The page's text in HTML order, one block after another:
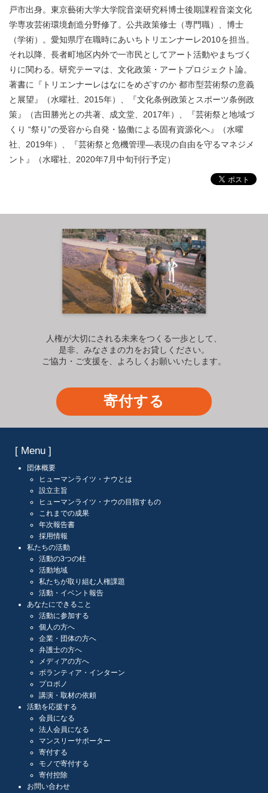
戸市出身。東京藝術大学大学院音楽研究科博士後期課程音楽文化
学専攻芸術環境創造分野修了。公共政策修士（専門職）、博士
（学術）。愛知県庁在職時にあいちトリエンナーレ2010を担当。
それ以降、長者町地区内外で一市民としてアート活動やまちづく
りに関わる。研究テーマは、文化政策・アートプロジェクト論。
著書に『トリエンナーレはなにをめざすのか 都市型芸術祭の意義
と展望』（水曜社、2015年）、『文化条例政策とスポーツ条例政
策』（吉田勝光との共著、成文堂、2017年）、『芸術祭と地域づ
くり “祭り”の受容から自発・協働による固有資源化へ』（水曜
社、2019年）、『芸術祭と危機管理―表現の自由を守るマネジメ
ント』（水曜社、2020年7月中旬刊行予定）
人権が大切にされる未来をつくる一歩として、
是非、みなさまの力をお貸しください。
ご協力・ご支援を、よろしくお願いいたします。
寄付する
[ Menu ]
団体概要
ヒューマンライツ・ナウとは
設立主旨
ヒューマンライツ・ナウの目指すもの
これまでの成果
年次報告書
採用情報
私たちの活動
活動の3つの柱
活動地域
私たちが取り組む人権課題
活動・イベント報告
あなたにできること
活動に参加する
個人の方へ
企業・団体の方へ
弁護士の方へ
メディアの方へ
ボランティア・インターン
プロボノ
講演・取材の依頼
活動を応援する
会員になる
法人会員になる
マンスリーサポーター
寄付する
モノで寄付する
寄付控除
お問い合わせ